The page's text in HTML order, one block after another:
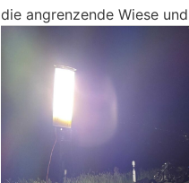
die angrenzende Wiese